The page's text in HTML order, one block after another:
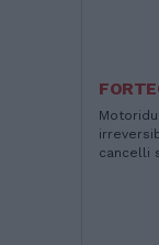
cancelli